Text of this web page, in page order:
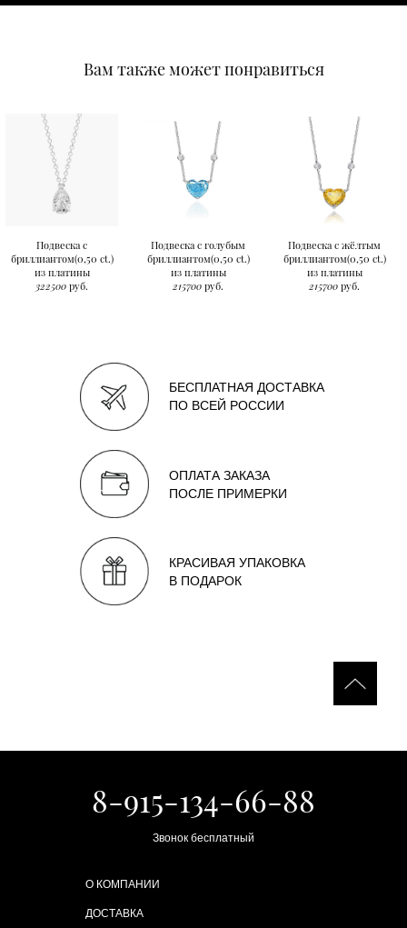
Вам также может понравиться
Подвеска с
бриллиантом(0,50 ct.)
из платины
322500 руб.
Подвеска с голубым
бриллиантом(0,50 ct.)
из платины
215700 руб.
Подвеска с жёлтым
бриллиантом(0,50 ct.)
из платины
215700 руб.
БЕСПЛАТНАЯ ДОСТАВКА
ПО ВСЕЙ РОССИИ
ОПЛАТА ЗАКАЗА
ПОСЛЕ ПРИМЕРКИ
КРАСИВАЯ УПАКОВКА
В ПОДАРОК
8-915-134-66-88
Звонок бесплатный
О КОМПАНИИ
ДОСТАВКА